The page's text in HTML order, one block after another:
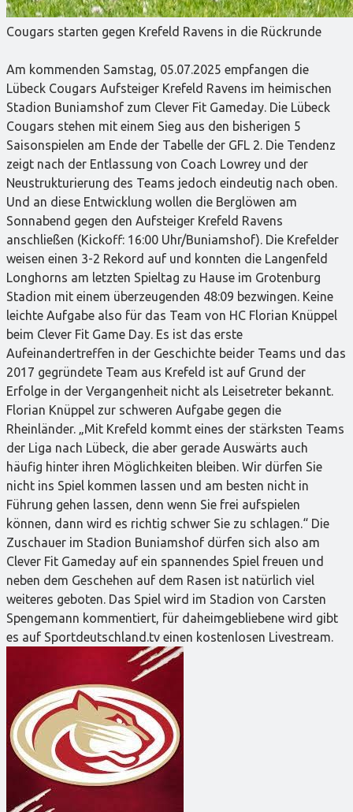
Cougars starten gegen Krefeld Ravens in die Rückrunde
Am kommenden Samstag, 05.07.2025 empfangen die
Lübeck Cougars Aufsteiger Krefeld Ravens im heimischen
Stadion Buniamshof zum Clever Fit Gameday. Die Lübeck
Cougars stehen mit einem Sieg aus den bisherigen 5
Saisonspielen am Ende der Tabelle der GFL 2. Die Tendenz
zeigt nach der Entlassung von Coach Lowrey und der
Neustrukturierung des Teams jedoch eindeutig nach oben.
Und an diese Entwicklung wollen die Berglöwen am
Sonnabend gegen den Aufsteiger Krefeld Ravens
anschließen (Kickoff: 16:00 Uhr/Buniamshof). Die Krefelder
weisen einen 3-2 Rekord auf und konnten die Langenfeld
Longhorns am letzten Spieltag zu Hause im Grotenburg
Stadion mit einem überzeugenden 48:09 bezwingen. Keine
leichte Aufgabe also für das Team von HC Florian Knüppel
beim Clever Fit Game Day. Es ist das erste
Aufeinandertreffen in der Geschichte beider Teams und das
2017 gegründete Team aus Krefeld ist auf Grund der
Erfolge in der Vergangenheit nicht als Leisetreter bekannt.
Florian Knüppel zur schweren Aufgabe gegen die
Rheinländer. „Mit Krefeld kommt eines der stärksten Teams
der Liga nach Lübeck, die aber gerade Auswärts auch
häufig hinter ihren Möglichkeiten bleiben. Wir dürfen Sie
nicht ins Spiel kommen lassen und am besten nicht in
Führung gehen lassen, denn wenn Sie frei aufspielen
können, dann wird es richtig schwer Sie zu schlagen.“ Die
Zuschauer im Stadion Buniamshof dürfen sich also am
Clever Fit Gameday auf ein spannendes Spiel freuen und
neben dem Geschehen auf dem Rasen ist natürlich viel
weiteres geboten. Das Spiel wird im Stadion von Carsten
Spengemann kommentiert, für daheimgebliebene wird gibt
es auf Sportdeutschland.tv einen kostenlosen Livestream.